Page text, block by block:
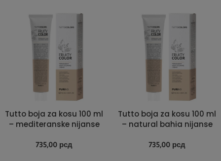
Tutto boja za kosu 100 ml
– mediteranske nijanse
735,00 рсд
Tutto boja za kosu 100 ml
– natural bahia nijanse
735,00 рсд